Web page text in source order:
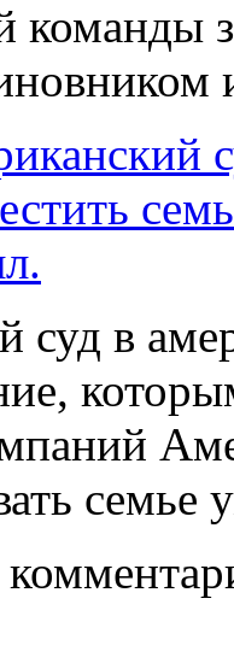
команды
суд в
семье